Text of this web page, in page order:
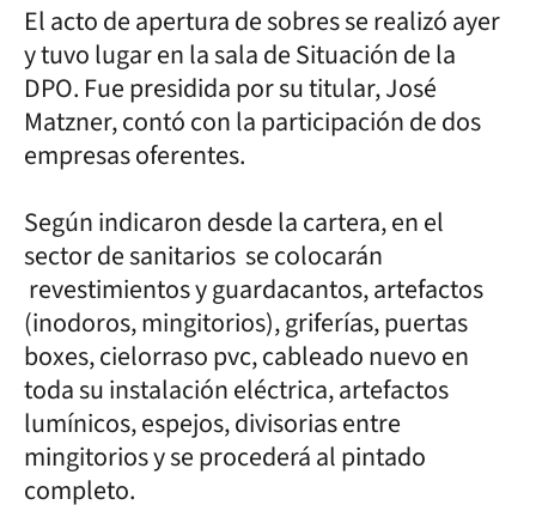
El acto de apertura de sobres se realizó ayer
y tuvo lugar en la sala de Situación de la
DPO. Fue presidida por su titular, José
Matzner, contó con la participación de dos
empresas oferentes.
Según indicaron desde la cartera, en el
sector de sanitarios se colocarán
revestimientos y guardacantos, artefactos
(inodoros, mingitorios), griferías, puertas
boxes, cielorraso pvc, cableado nuevo en
toda su instalación eléctrica, artefactos
lumínicos, espejos, divisorias entre
mingitorios y se procederá al pintado
completo.